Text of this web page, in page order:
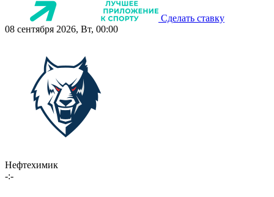
Сделать ставку
08 сентября 2026, Вт, 00:00
Нефтехимик
-:-